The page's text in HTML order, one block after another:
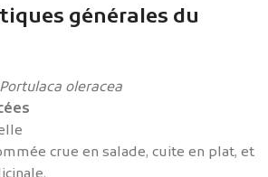
générales du
Portulaca oleracea
crue en salade, cuite en plat, et